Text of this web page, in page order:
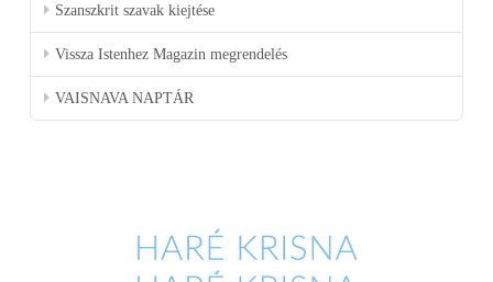
Szanszkrit szavak kiejtése
Vissza Istenhez Magazin megrendelés
VAISNAVA NAPTÁR